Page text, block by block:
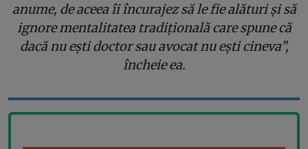
anume, de aceea îi încurajez să le fie alături și să
ignore mentalitatea tradițională care spune că
dacă nu ești doctor sau avocat nu ești cineva”,
încheie ea.